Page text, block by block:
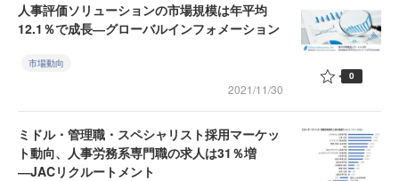
人事評価ソリューションの市場規模は年平均
12.1％で成長―グローバルインフォメーション
市場動向
2021/11/30
0
ミドル・管理職・スペシャリスト採用マーケッ
ト動向、人事労務系専門職の求人は31％増
―JACリクルートメント